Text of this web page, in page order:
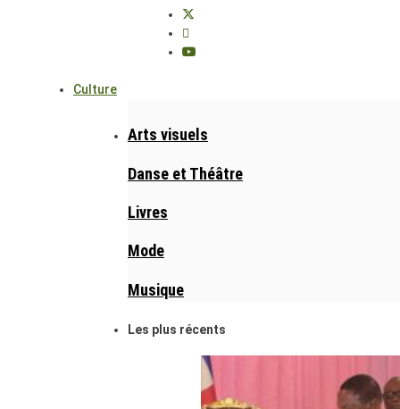
Culture
Arts visuels
Danse et Théâtre
Livres
Mode
Musique
Les plus récents